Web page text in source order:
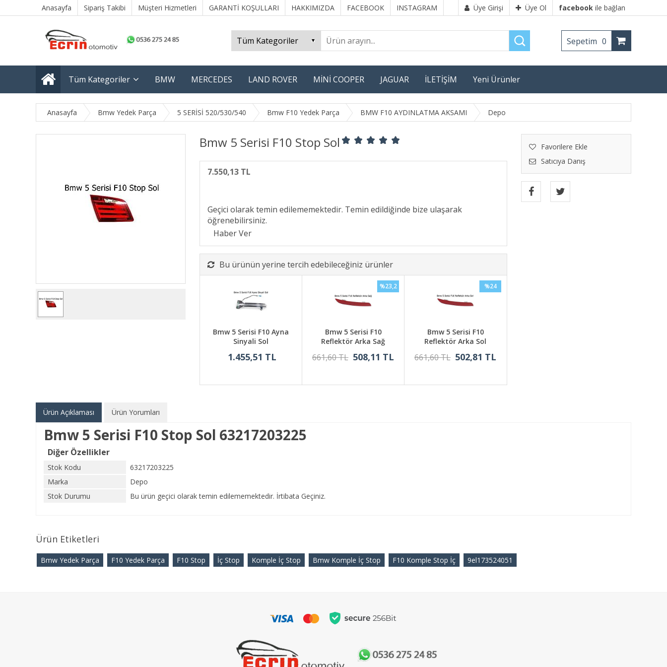
Anasayfa Sipariş Takibi Müşteri Hizmetleri GARANTİ KOŞULLARI HAKKIMIZDA FACEBOOK INSTAGRAM Üye Girişi Üye Ol facebook ile bağlan
Sepetim 0
Tüm Kategoriler BMW MERCEDES LAND ROVER MİNİ COOPER JAGUAR İLETİŞİM Yeni Ürünler
Anasayfa Bmw Yedek Parça 5 SERİSİ 520/530/540 Bmw F10 Yedek Parça BMW F10 AYDINLATMA AKSAMI Depo
Bmw 5 Serisi F10 Stop Sol
Favorilere Ekle
Satıcıya Danış
7.550,13 TL
Geçici olarak temin edilememektedir. Temin edildiğinde bize ulaşarak
öğrenebilirsiniz.
Bu ürünün yerine tercih edebileceğiniz ürünler
Bmw 5 Serisi F10 Ayna
Sinyali Sol
1.455,51 TL
Bmw 5 Serisi F10
Reflektör Arka Sağ
661,60 TL 508,11 TL
%23,2
Bmw 5 Serisi F10
Reflektör Arka Sol
661,60 TL 502,81 TL
%24
Ürün Açıklaması Ürün Yorumları
Bmw 5 Serisi F10 Stop Sol 63217203225
Diğer Özellikler
Stok Kodu
63217203225
Marka
Depo
Stok Durumu
Bu ürün geçici olarak temin edilememektedir. İrtibata Geçiniz.
Ürün Etiketleri
Bmw Yedek Parça F10 Yedek Parça F10 Stop İç Stop Komple İç Stop Bmw Komple İç Stop F10 Komple Stop İç 9el173524051